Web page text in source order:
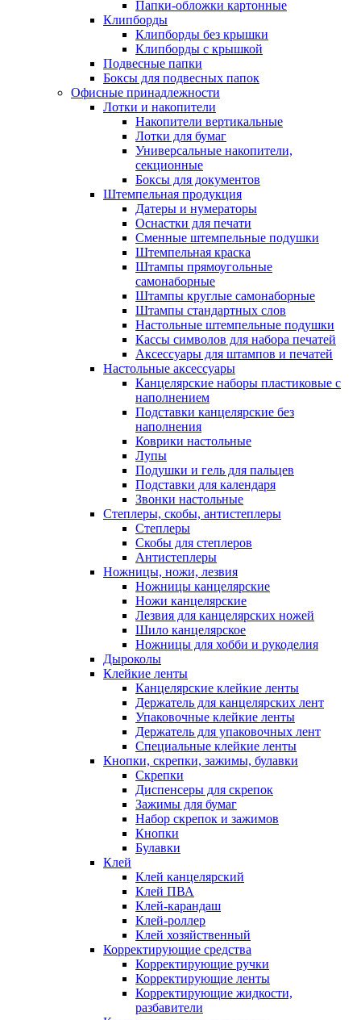
Папки-обложки картонные
Клипборды
Клипборды без крышки
Клипборды с крышкой
Подвесные папки
Боксы для подвесных папок
Офисные принадлежности
Лотки и накопители
Накопители вертикальные
Лотки для бумаг
Универсальные накопители,
секционные
Боксы для документов
Штемпельная продукция
Датеры и нумераторы
Оснастки для печати
Сменные штемпельные подушки
Штемпельная краска
Штампы прямоугольные
самонаборные
Штампы круглые самонаборные
Штампы стандартных слов
Настольные штемпельные подушки
Кассы символов для набора печатей
Аксессуары для штампов и печатей
Настольные аксессуары
Канцелярские наборы пластиковые с
наполнением
Подставки канцелярские без
наполнения
Коврики настольные
Лупы
Подушки и гель для пальцев
Подставки для календаря
Звонки настольные
Степлеры, скобы, антистеплеры
Степлеры
Скобы для степлеров
Антистеплеры
Ножницы, ножи, лезвия
Ножницы канцелярские
Ножи канцелярские
Лезвия для канцелярских ножей
Шило канцелярское
Ножницы для хобби и рукоделия
Дыроколы
Клейкие ленты
Канцелярские клейкие ленты
Держатель для канцелярских лент
Упаковочные клейкие ленты
Держатель для упаковочных лент
Специальные клейкие ленты
Кнопки, скрепки, зажимы, булавки
Скрепки
Диспенсеры для скрепок
Зажимы для бумаг
Набор скрепок и зажимов
Кнопки
Булавки
Клей
Клей канцелярский
Клей ПВА
Клей-карандаш
Клей-роллер
Клей хозяйственный
Корректирующие средства
Корректирующие ручки
Корректирующие ленты
Корректирующие жидкости,
разбавители